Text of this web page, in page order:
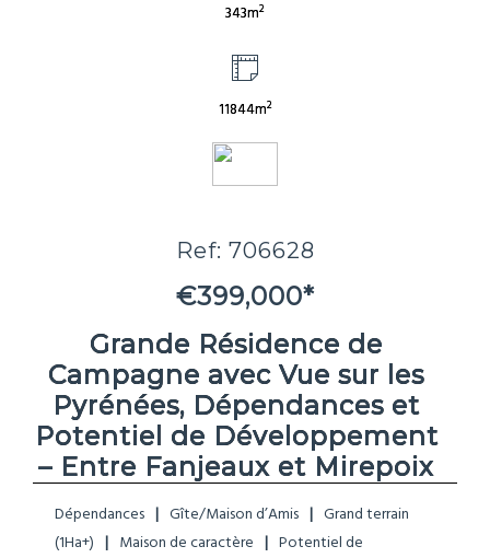
343m2
11844m2
Ref: 706628
€399,000*
Grande Résidence de
Campagne avec Vue sur les
Pyrénées, Dépendances et
Potentiel de Développement
– Entre Fanjeaux et Mirepoix
Dépendances Gîte/Maison d’Amis
Grand terrain
(1Ha+)
Maison de caractère
Potentiel de